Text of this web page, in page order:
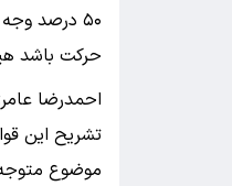
حرکت باشد
احمدرضا
تشریح این
موضوع